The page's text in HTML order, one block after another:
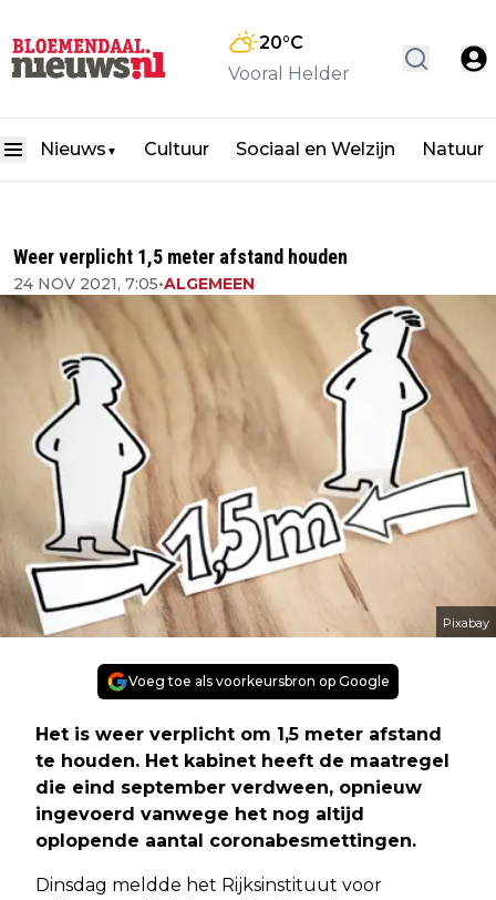
20°C
Vooral Helder
Nieuws ▼ Cultuur Sociaal en Welzijn Natuur
Weer verplicht 1,5 meter afstand houden
24 NOV 2021, 7:05•ALGEMEEN
Pixabay
Voeg toe als voorkeursbron op Google
Het is weer verplicht om 1,5 meter afstand
te houden. Het kabinet heeft de maatregel
die eind september verdween, opnieuw
ingevoerd vanwege het nog altijd
oplopende aantal coronabesmettingen.
Dinsdag meldde het Rijksinstituut voor